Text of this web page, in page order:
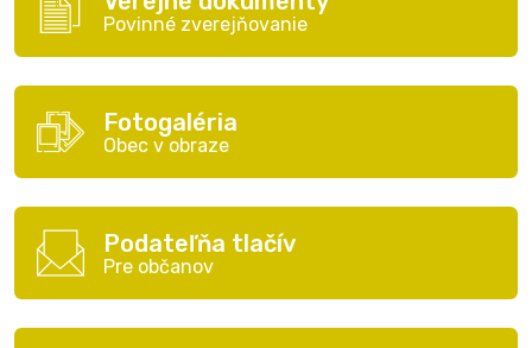
Povinné zverejňovanie
Fotogaléria
Obec v obraze
Podateľňa tlačív
Pre občanov